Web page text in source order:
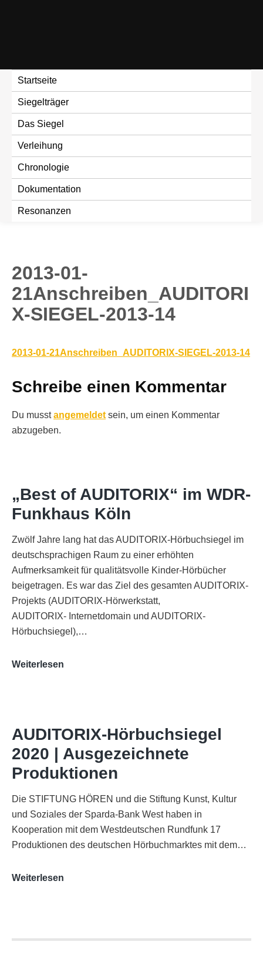
Startseite
Siegelträger
Das Siegel
Verleihung
Chronologie
Dokumentation
Resonanzen
2013-01-
21Anschreiben_AUDITORI
X-SIEGEL-2013-14
2013-01-21Anschreiben_AUDITORIX-SIEGEL-2013-14
Schreibe einen Kommentar
Du musstangemeldet sein, um einen Kommentar
abzugeben.
„Best of AUDITORIX“ im WDR-
Funkhaus Köln
Zwölf Jahre lang hat das AUDITORIX-Hörbuchsiegel im
deutschsprachigen Raum zu einer erhöhten
Aufmerksamkeit für qualitätsvolle Kinder-Hörbücher
beigetragen. Es war das Ziel des gesamten AUDITORIX-
Projekts (AUDITORIX-Hörwerkstatt,
AUDITORIX- Internetdomain und AUDITORIX-
Hörbuchsiegel),…
Weiterlesen
Funkhaus
Köln
AUDITORIX-Hörbuchsiegel
2020 | Ausgezeichnete
Produktionen
Die STIFTUNG HÖREN und die Stiftung Kunst, Kultur
und Soziales der Sparda-Bank West haben in
Kooperation mit dem Westdeutschen Rundfunk 17
Produktionen des deutschen Hörbuchmarktes mit dem…
Weiterlesen
Ausgezeichnete